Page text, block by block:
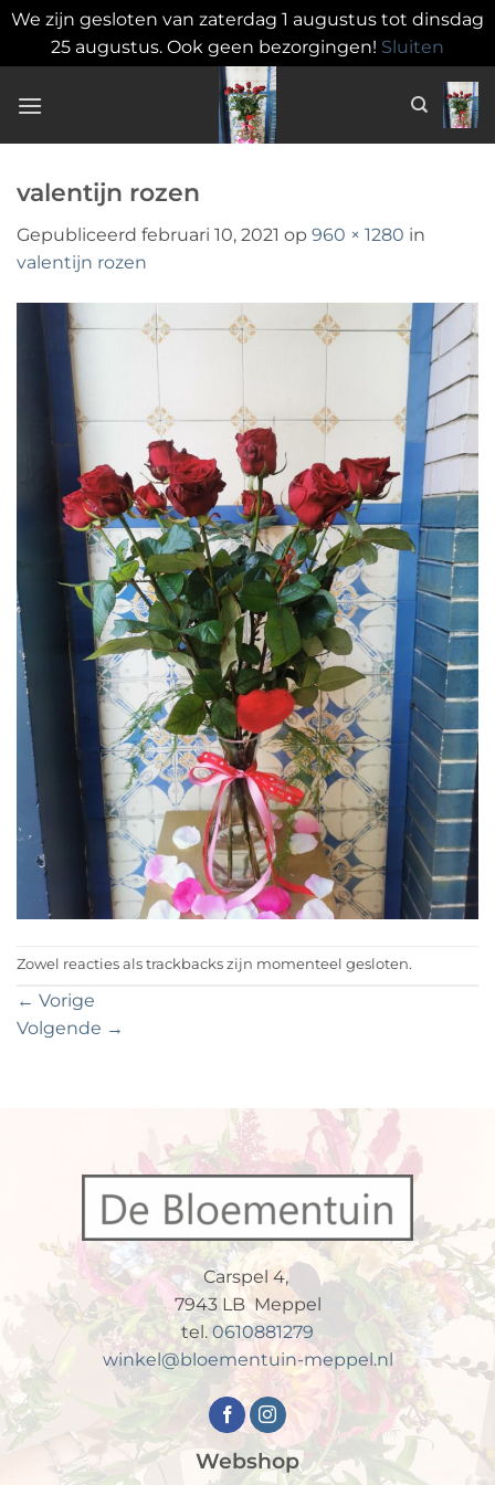
We zijn gesloten van zaterdag 1 augustus tot dinsdag
25 augustus. Ook geen bezorgingen! Sluiten
naar
valentijn rozen
Gepubliceerd februari 10, 2021 op 960 × 1280 in
valentijn rozen
Zowel reacties als trackbacks zijn momenteel gesloten.
← Vorige
Volgende →
Carspel 4,
7943 LB Meppel
tel. 0610881279
winkel@bloementuin-meppel.nl
Webshop